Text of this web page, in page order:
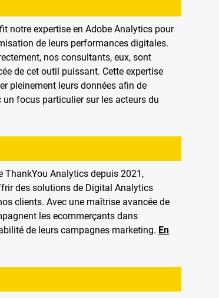
notre expertise en Adobe Analytics pour
de leurs performances digitales.
nos consultants, eux, sont
de cet outil puissant. Cette expertise
pleinement leurs données afin de
focus particulier sur les acteurs du
ThankYou Analytics depuis 2021,
des solutions de Digital Analytics
clients. Avec une maîtrise avancée de
les ecommerçants dans
de leurs campagnes marketing. En